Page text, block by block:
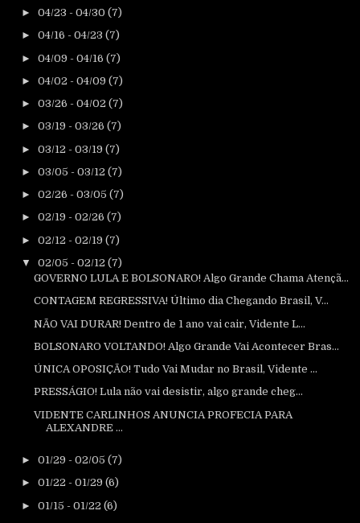
► 04/23 - 04/30 (7)
► 04/16 - 04/23 (7)
► 04/09 - 04/16 (7)
► 04/02 - 04/09 (7)
► 03/26 - 04/02 (7)
► 03/19 - 03/26 (7)
► 03/12 - 03/19 (7)
► 03/05 - 03/12 (7)
► 02/26 - 03/05 (7)
► 02/19 - 02/26 (7)
► 02/12 - 02/19 (7)
▼ 02/05 - 02/12 (7)
GOVERNO LULA E BOLSONARO! Algo Grande Chama Atençã...
CONTAGEM REGRESSIVA! Último dia Chegando Brasil, V...
NÃO VAI DURAR! Dentro de 1 ano vai cair, Vidente L...
BOLSONARO VOLTANDO! Algo Grande Vai Acontecer Bras...
ÚNICA OPOSIÇÃO! Tudo Vai Mudar no Brasil, Vidente ...
PRESSÁGIO! Lula não vai desistir, algo grande cheg...
VIDENTE CARLINHOS ANUNCIA PROFECIA PARA
ALEXANDRE ...
► 01/29 - 02/05 (7)
► 01/22 - 01/29 (6)
► 01/15 - 01/22 (6)